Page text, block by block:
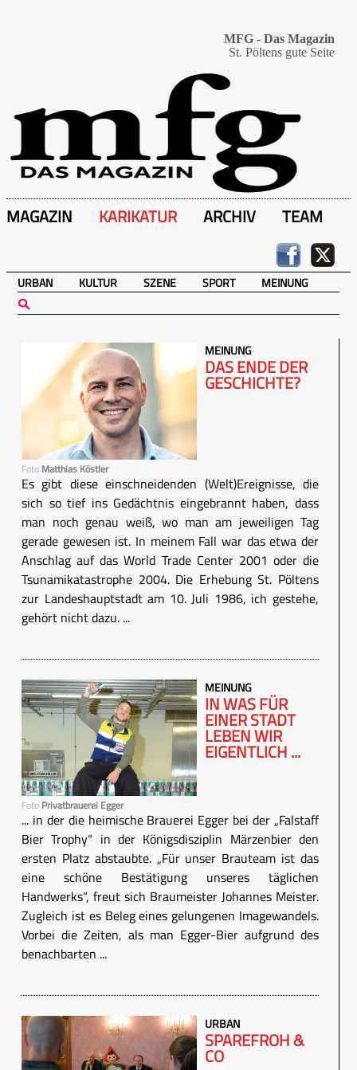
MFG - Das Magazin
St. Pöltens gute Seite
MAGAZIN KARIKATUR ARCHIV TEAM
URBAN KULTUR SZENE SPORT MEINUNG
Foto Matthias Köstler
MEINUNG
DAS ENDE DER
GESCHICHTE?
Es gibt diese einschneidenden (Welt)Ereignisse, die
sich so tief ins Gedächtnis eingebrannt haben, dass
man noch genau weiß, wo man am jeweiligen Tag
gerade gewesen ist. In meinem Fall war das etwa der
Anschlag auf das World Trade Center 2001 oder die
Tsunamikatastrophe 2004. Die Erhebung St. Pöltens
zur Landeshauptstadt am 10. Juli 1986, ich gestehe,
gehört nicht dazu. ...
Foto Privatbrauerei Egger
MEINUNG
IN WAS FÜR
EINER STADT
LEBEN WIR
EIGENTLICH ...
... in der die heimische Brauerei Egger bei der „Falstaff
Bier Trophy“ in der Königsdisziplin Märzenbier den
ersten Platz abstaubte. „Für unser Brauteam ist das
eine schöne Bestätigung unseres täglichen
Handwerks“, freut sich Braumeister Johannes Meister.
Zugleich ist es Beleg eines gelungenen Imagewandels.
Vorbei die Zeiten, als man Egger-Bier aufgrund des
benachbarten ...
URBAN
SPAREFROH &
CO